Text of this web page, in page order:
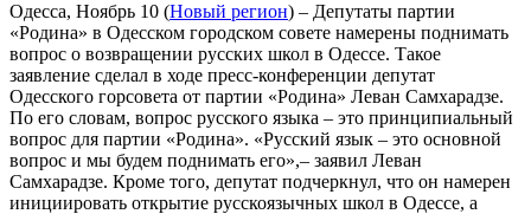
Одесса, Ноябрь 10 (Новый регион) – Депутаты партии
«Родина» в Одесском городском совете намерены поднимать
вопрос о возвращении русских школ в Одессе. Такое
заявление сделал в ходе пресс-конференции депутат
Одесского горсовета от партии «Родина» Леван Самхарадзе.
По его словам, вопрос русского языка – это принципиальный
вопрос для партии «Родина». «Русский язык – это основной
вопрос и мы будем поднимать его»,– заявил Леван
Самхарадзе. Кроме того, депутат подчеркнул, что он намерен
инициировать открытие русскоязычных школ в Одессе, а